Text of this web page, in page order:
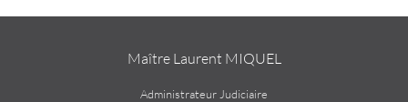
Maître Laurent MIQUEL
Administrateur Judiciaire